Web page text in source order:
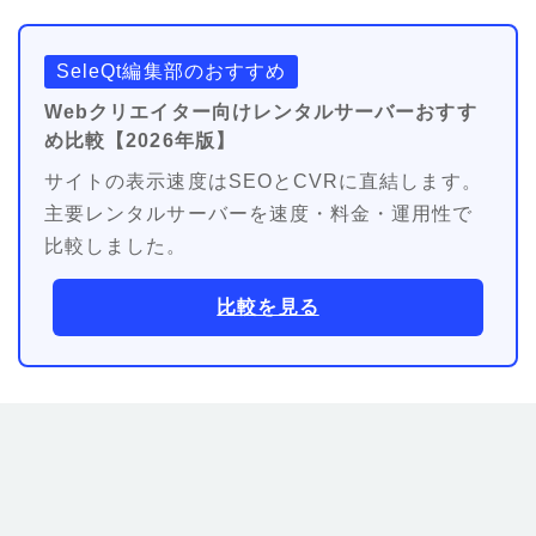
SeleQt編集部のおすすめ
Webクリエイター向けレンタルサーバーおすす
め比較【2026年版】
サイトの表示速度はSEOとCVRに直結します。
主要レンタルサーバーを速度・料金・運用性で
比較しました。
比較を見る